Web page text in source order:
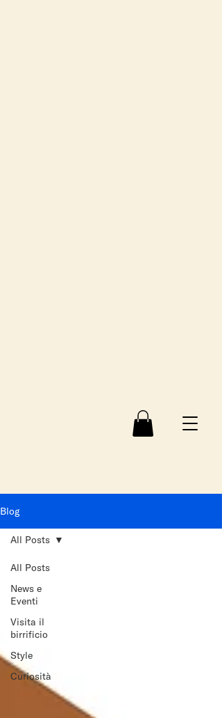
Blog
All Posts
News e
Eventi
Visita il
birrificio
Style
Curiosità
All Posts